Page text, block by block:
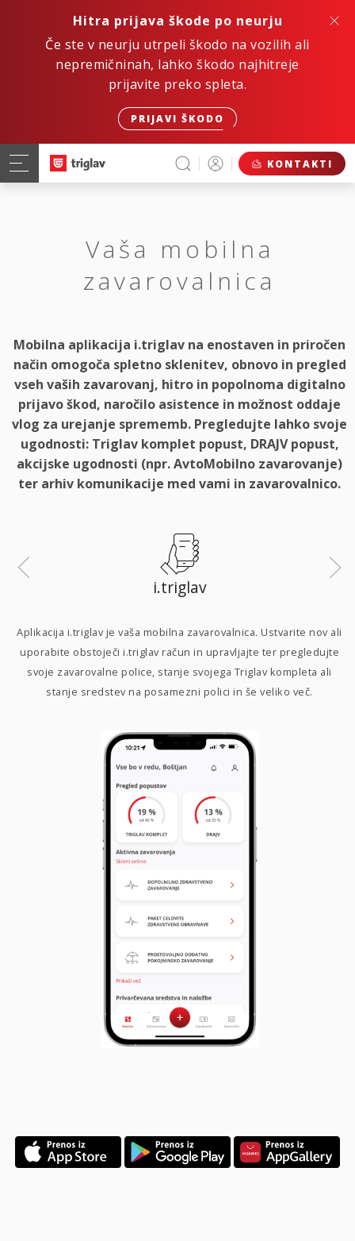
Hitra prijava škode po neurju
Če ste v neurju utrpeli škodo na vozilih ali
nepremičninah, lahko škodo najhitreje
prijavite preko spleta.
PRIJAVI ŠKODO
KONTAKTI
Vaša mobilna
zavarovalnica
Mobilna aplikacija i.triglav na enostaven in priročen
način omogoča spletno sklenitev, obnovo in pregled
vseh vaših zavarovanj, hitro in popolnoma digitalno
prijavo škod, naročilo asistence in možnost oddaje
vlog za urejanje sprememb. Pregledujte lahko svoje
ugodnosti: Triglav komplet popust, DRAJV popust,
akcijske ugodnosti (npr. AvtoMobilno zavarovanje)
ter arhiv komunikacije med vami in zavarovalnico.
i.triglav
Aplikacija i.triglav je vaša mobilna zavarovalnica. Ustvarite nov ali
uporabite obstoječi i.triglav račun in upravljajte ter pregledujte
svoje zavarovalne police, stanje svojega Triglav kompleta ali
stanje sredstev na posamezni polici in še veliko več.